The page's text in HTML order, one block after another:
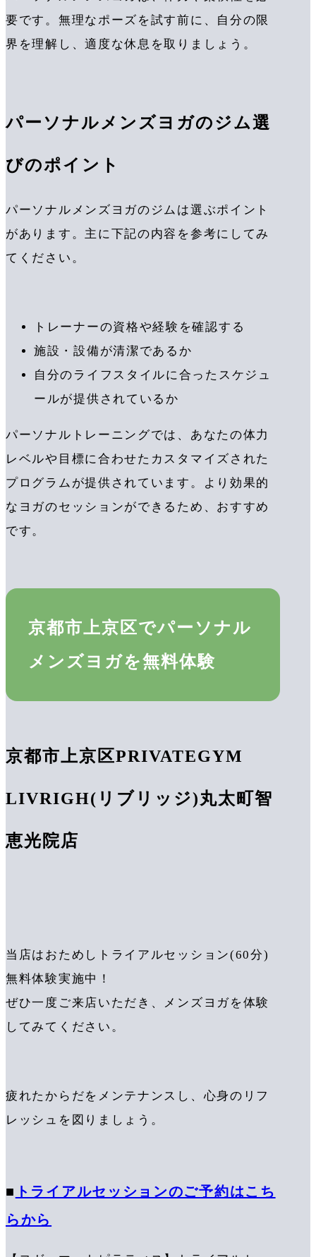
要です。無理なポーズを試す前に、自分の限
界を理解し、適度な休息を取りましょう。
パーソナルメンズヨガのジム選
びのポイント
パーソナルメンズヨガのジムは選ぶポイント
があります。主に下記の内容を参考にしてみ
てください。
トレーナーの資格や経験を確認する
施設・設備が清潔であるか
自分のライフスタイルに合ったスケジュ
ールが提供されているか
パーソナルトレーニングでは、あなたの体力
レベルや目標に合わせたカスタマイズされた
プログラムが提供されています。より効果的
なヨガのセッションができるため、おすすめ
です。
京都市上京区でパーソナル
メンズヨガを無料体験
京都市上京区PRIVATEGYM
LIVRIGH(リブリッジ)丸太町智
恵光院店
当店はおためしトライアルセッション(60分)
無料体験実施中！
ぜひ一度ご来店いただき、メンズヨガを体験
してみてください。
疲れたからだをメンテナンスし、心身のリフ
レッシュを図りましょう。
■ トライアルセッションのご予約はこち
らから